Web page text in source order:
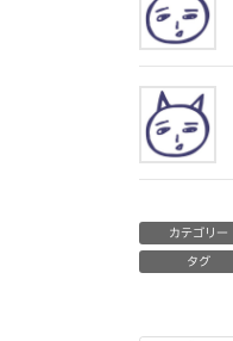
カテゴリー
タグ